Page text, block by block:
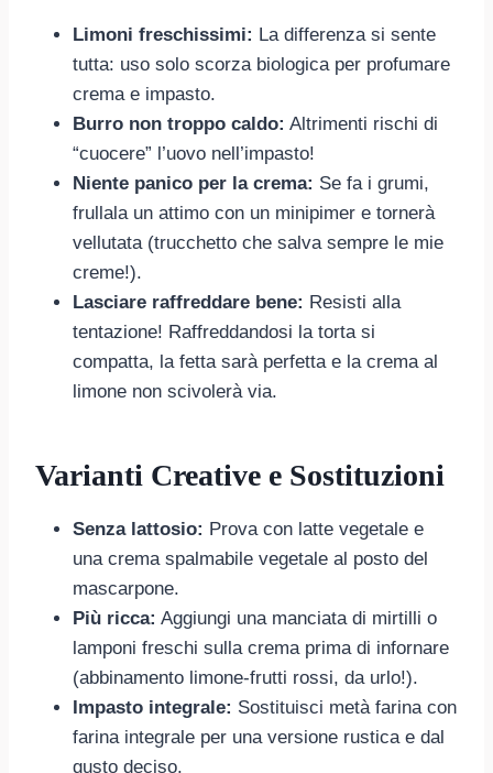
Limoni freschissimi: La differenza si sente
tutta: uso solo scorza biologica per profumare
crema e impasto.
Burro non troppo caldo: Altrimenti rischi di
“cuocere” l’uovo nell’impasto!
Niente panico per la crema: Se fa i grumi,
frullala un attimo con un minipimer e tornerà
vellutata (trucchetto che salva sempre le mie
creme!).
Lasciare raffreddare bene: Resisti alla
tentazione! Raffreddandosi la torta si
compatta, la fetta sarà perfetta e la crema al
limone non scivolerà via.
Varianti Creative e Sostituzioni
Senza lattosio: Prova con latte vegetale e
una crema spalmabile vegetale al posto del
mascarpone.
Più ricca: Aggiungi una manciata di mirtilli o
lamponi freschi sulla crema prima di infornare
(abbinamento limone-frutti rossi, da urlo!).
Impasto integrale: Sostituisci metà farina con
farina integrale per una versione rustica e dal
gusto deciso.